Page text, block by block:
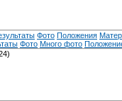
Фото Положения
Фото Много фото